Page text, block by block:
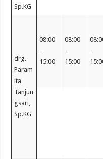
Sp.KG
drg.
Param
ita
Tanjun
gsari,
Sp.KG
08:00
–
15:00
08:00
–
15:00
–